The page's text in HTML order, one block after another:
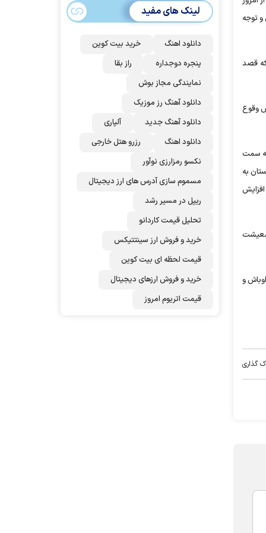
توجه
قصد
وقوع
به سمت
به
معیشت
و
گذاری
می‌شود؟!
لینک های مفید
دانلود اهنگ
خرید بیت کوین
پنجره دوجداره
راز بقا
نمایندگی مجاز بوش
دانلود آهنگ رز‌ موزیک
دانلود آهنگ جدید
آلپاری
دانلود اهنگ
رزرو هتل خارجی
نکسو رمزارزی نوآور
مسموم سازی آدرس های ارز دیجیتال
ریپل در مسیر رشد
تحلیل قیمت کاردانو
خرید و فروش ارز سینتتیکس
قیمت لحظه ای بیت کوین
خرید و فروش ارزهای دیجیتال
قیمت اتریوم امروز